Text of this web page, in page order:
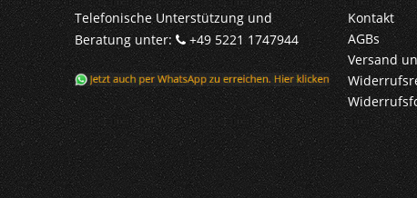
Telefonische Unterstützung und
Beratung unter:
+49 5221 1747944
Kontakt
AGBs
Versand